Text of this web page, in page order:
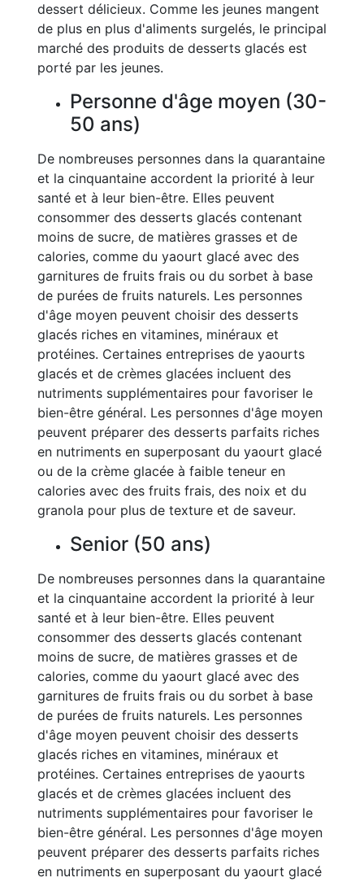
dessert délicieux. Comme les jeunes mangent
de plus en plus d'aliments surgelés, le principal
marché des produits de desserts glacés est
porté par les jeunes.
Personne d'âge moyen (30-
50 ans)
De nombreuses personnes dans la quarantaine
et la cinquantaine accordent la priorité à leur
santé et à leur bien-être. Elles peuvent
consommer des desserts glacés contenant
moins de sucre, de matières grasses et de
calories, comme du yaourt glacé avec des
garnitures de fruits frais ou du sorbet à base
de purées de fruits naturels. Les personnes
d'âge moyen peuvent choisir des desserts
glacés riches en vitamines, minéraux et
protéines. Certaines entreprises de yaourts
glacés et de crèmes glacées incluent des
nutriments supplémentaires pour favoriser le
bien-être général. Les personnes d'âge moyen
peuvent préparer des desserts parfaits riches
en nutriments en superposant du yaourt glacé
ou de la crème glacée à faible teneur en
calories avec des fruits frais, des noix et du
granola pour plus de texture et de saveur.
Senior (50 ans)
De nombreuses personnes dans la quarantaine
et la cinquantaine accordent la priorité à leur
santé et à leur bien-être. Elles peuvent
consommer des desserts glacés contenant
moins de sucre, de matières grasses et de
calories, comme du yaourt glacé avec des
garnitures de fruits frais ou du sorbet à base
de purées de fruits naturels. Les personnes
d'âge moyen peuvent choisir des desserts
glacés riches en vitamines, minéraux et
protéines. Certaines entreprises de yaourts
glacés et de crèmes glacées incluent des
nutriments supplémentaires pour favoriser le
bien-être général. Les personnes d'âge moyen
peuvent préparer des desserts parfaits riches
en nutriments en superposant du yaourt glacé